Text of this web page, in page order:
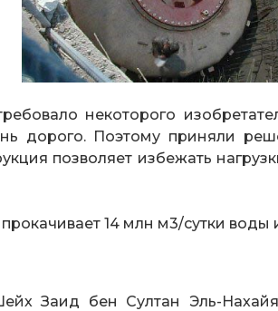
некоторого
дорого. Поэтому приняли
позволяет избежать
14 млн м3/сутки
Заид бен Султан Эль-